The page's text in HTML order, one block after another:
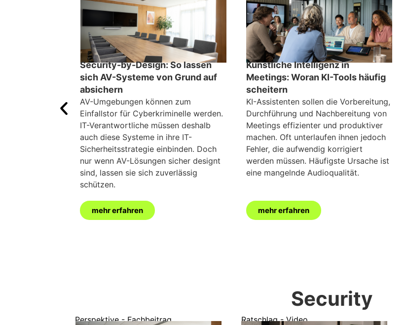
Security-by-Design: So lassen
sich AV-Systeme von Grund auf
absichern
AV-Umgebungen können zum
Einfallstor für Cyberkriminelle werden.
IT-Verantwortliche müssen deshalb
auch diese Systeme in ihre IT-
Sicherheitsstrategie einbinden. Doch
nur wenn AV-Lösungen sicher designt
sind, lassen sie sich zuverlässig
schützen.
mehr erfahren
Künstliche Intelligenz in
Meetings: Woran KI-Tools häufig
scheitern
KI-Assistenten sollen die Vorbereitung,
Durchführung und Nachbereitung von
Meetings effizienter und produktiver
machen. Oft unterlaufen ihnen jedoch
Fehler, die aufwendig korrigiert
werden müssen. Häufigste Ursache ist
eine mangelnde Audioqualität.
mehr erfahren
Security
Perspektive - Fachbeitrag Ratschlag - Video